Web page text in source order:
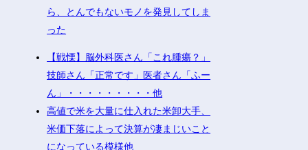
ら、とんでもないモノを発見してしま
った
【戦慄】脳外科医さん「これ腫瘍？」
技師さん「正常です」医者さん「ふー
ん」・・・・・・・・・他
高値で米を大量に仕入れた米卸大手、
米価下落によって決算が凄まじいこと
になっている模様他